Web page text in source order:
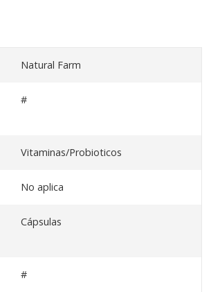
Natural Farm
#
Vitaminas/Probioticos
No aplica
Cápsulas
#